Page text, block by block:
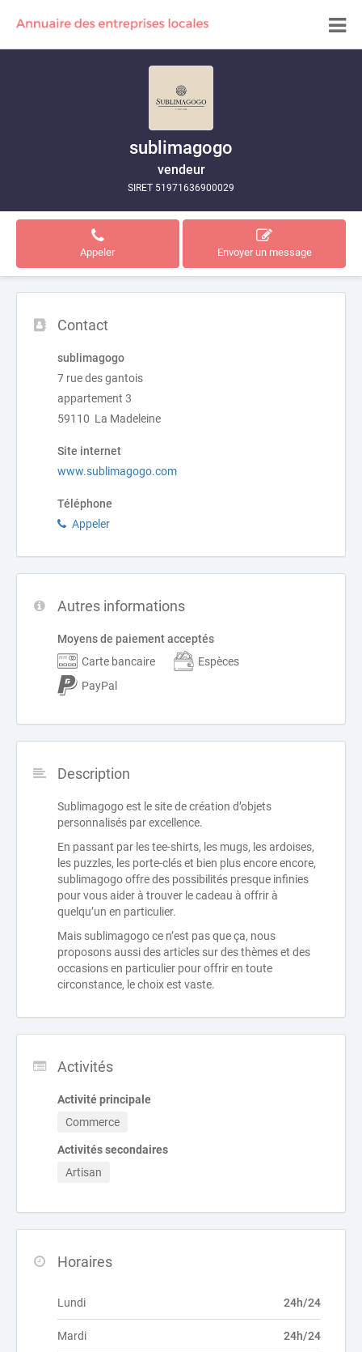
sublimagogo
vendeur
SIRET 51971636900029
Appeler Envoyer un message
Contact
sublimagogo
7 rue des gantois
appartement 3
59110 La Madeleine
Site internet
www.sublimagogo.com
Téléphone
Appeler
Autres informations
Moyens de paiement acceptés
Carte bancaire
Espèces
PayPal
Description
Sublimagogo est le site de création d’objets
personnalisés par excellence.
En passant par les tee-shirts, les mugs, les ardoises,
les puzzles, les porte-clés et bien plus encore encore,
sublimagogo offre des possibilités presque infinies
pour vous aider à trouver le cadeau à offrir à
quelqu’un en particulier.
Mais sublimagogo ce n’est pas que ça, nous
proposons aussi des articles sur des thèmes et des
occasions en particulier pour offrir en toute
circonstance, le choix est vaste.
Activités
Activité principale
Commerce
Activités secondaires
Artisan
Horaires
Lundi 24h/24
Mardi 24h/24